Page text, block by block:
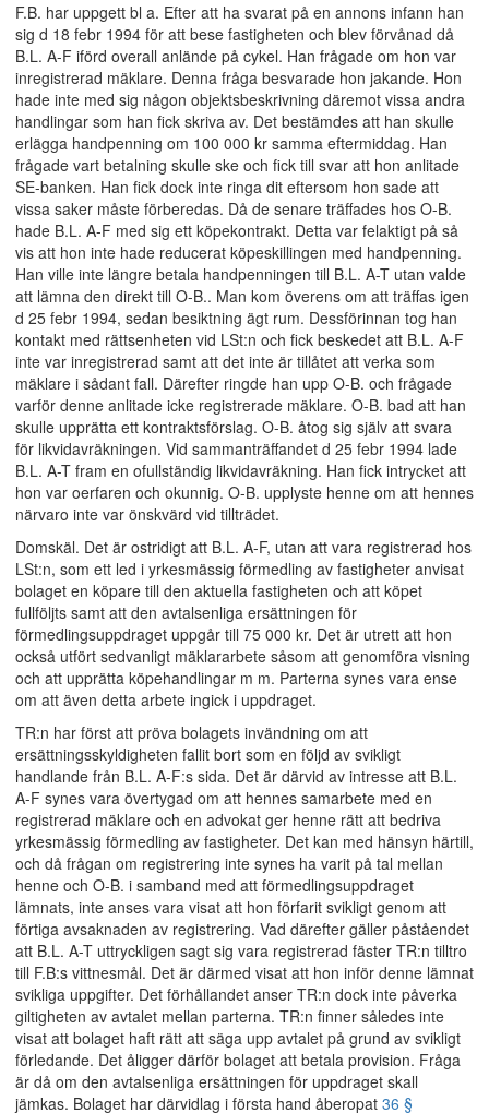
F.B. har uppgett bl a. Efter att ha svarat på en annons infann han
sig d 18 febr 1994 för att bese fastigheten och blev förvånad då
B.L. A-F iförd overall anlände på cykel. Han frågade om hon var
inregistrerad mäklare. Denna fråga besvarade hon jakande. Hon
hade inte med sig någon objektsbeskrivning däremot vissa andra
handlingar som han fick skriva av. Det bestämdes att han skulle
erlägga handpenning om 100 000 kr samma eftermiddag. Han
frågade vart betalning skulle ske och fick till svar att hon anlitade
SE-banken. Han fick dock inte ringa dit eftersom hon sade att
vissa saker måste förberedas. Då de senare träffades hos O-B.
hade B.L. A-F med sig ett köpekontrakt. Detta var felaktigt på så
vis att hon inte hade reducerat köpeskillingen med handpenning.
Han ville inte längre betala handpenningen till B.L. A-T utan valde
att lämna den direkt till O-B.. Man kom överens om att träffas igen
d 25 febr 1994, sedan besiktning ägt rum. Dessförinnan tog han
kontakt med rättsenheten vid LSt:n och fick beskedet att B.L. A-F
inte var inregistrerad samt att det inte är tillåtet att verka som
mäklare i sådant fall. Därefter ringde han upp O-B. och frågade
varför denne anlitade icke registrerade mäklare. O-B. bad att han
skulle upprätta ett kontraktsförslag. O-B. åtog sig själv att svara
för likvidavräkningen. Vid sammanträffandet d 25 febr 1994 lade
B.L. A-T fram en ofullständig likvidavräkning. Han fick intrycket att
hon var oerfaren och okunnig. O-B. upplyste henne om att hennes
närvaro inte var önskvärd vid tillträdet.
Domskäl. Det är ostridigt att B.L. A-F, utan att vara registrerad hos
LSt:n, som ett led i yrkesmässig förmedling av fastigheter anvisat
bolaget en köpare till den aktuella fastigheten och att köpet
fullföljts samt att den avtalsenliga ersättningen för
förmedlingsuppdraget uppgår till 75 000 kr. Det är utrett att hon
också utfört sedvanligt mäklararbete såsom att genomföra visning
och att upprätta köpehandlingar m m. Parterna synes vara ense
om att även detta arbete ingick i uppdraget.
TR:n har först att pröva bolagets invändning om att
ersättningsskyldigheten fallit bort som en följd av svikligt
handlande från B.L. A-F:s sida. Det är därvid av intresse att B.L.
A-F synes vara övertygad om att hennes samarbete med en
registrerad mäklare och en advokat ger henne rätt att bedriva
yrkesmässig förmedling av fastigheter. Det kan med hänsyn härtill,
och då frågan om registrering inte synes ha varit på tal mellan
henne och O-B. i samband med att förmedlingsuppdraget
lämnats, inte anses vara visat att hon förfarit svikligt genom att
förtiga avsaknaden av registrering. Vad därefter gäller påståendet
att B.L. A-T uttryckligen sagt sig vara registrerad fäster TR:n tilltro
till F.B:s vittnesmål. Det är därmed visat att hon inför denne lämnat
svikliga uppgifter. Det förhållandet anser TR:n dock inte påverka
giltigheten av avtalet mellan parterna. TR:n finner således inte
visat att bolaget haft rätt att säga upp avtalet på grund av svikligt
förledande. Det åligger därför bolaget att betala provision. Fråga
är då om den avtalsenliga ersättningen för uppdraget skall
jämkas. Bolaget har därvidlag i första hand åberopat 36 §